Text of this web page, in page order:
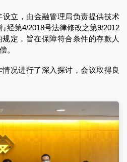
立，由金融管理局负责提供技术
经第4/2018号法律修改之第9/2012
定，旨在保障符合条件的存款人
。
进行了深入探讨，会议取得良